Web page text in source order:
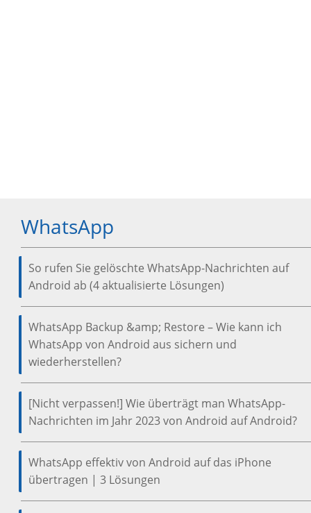
WhatsApp
So rufen Sie gelöschte WhatsApp-Nachrichten auf
Android ab (4 aktualisierte Lösungen)
WhatsApp Backup &amp; Restore – Wie kann ich
WhatsApp von Android aus sichern und
wiederherstellen?
[Nicht verpassen!] Wie überträgt man WhatsApp-
Nachrichten im Jahr 2023 von Android auf Android?
WhatsApp effektiv von Android auf das iPhone
übertragen | 3 Lösungen